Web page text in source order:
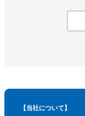
【当社について】